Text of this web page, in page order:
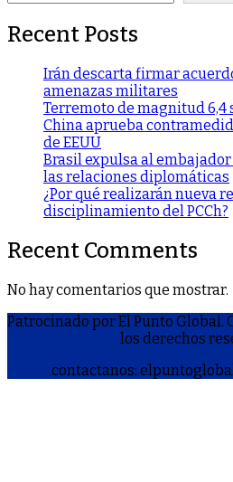
Recent Posts
Irán descarta firmar
amenazas militares
Terremoto de magnitud
China aprueba
de EEUU
Brasil expulsa al
las relaciones diplomáticas
¿Por qué realizarán nueva
disciplinamiento del PCCh?
Recent Comments
No hay comentarios que mostrar.
Patrocinado por El Punto
los derechos
contactanos: